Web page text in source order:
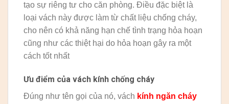
tạo sự riêng tư cho căn phòng. Điều đặc biệt là
loại vách này được làm từ chất liệu chống cháy,
cho nên có khả năng hạn chế tình trạng hỏa hoạn
cũng như các thiệt hại do hỏa hoạn gây ra một
cách tốt nhất
Ưu điểm của vách kính chống cháy
Đúng như tên gọi của nó, vách kính ngăn cháy